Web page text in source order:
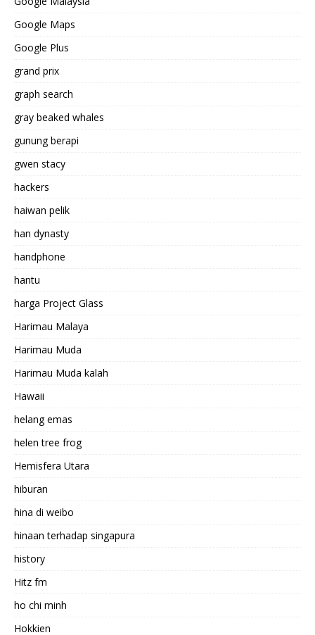
Google Maps
Google Plus
grand prix
graph search
gray beaked whales
gunung berapi
gwen stacy
hackers
haiwan pelik
han dynasty
handphone
hantu
harga Project Glass
Harimau Malaya
Harimau Muda
Harimau Muda kalah
Hawaii
helang emas
helen tree frog
Hemisfera Utara
hiburan
hina di weibo
hinaan terhadap singapura
history
Hitz fm
ho chi minh
Hokkien